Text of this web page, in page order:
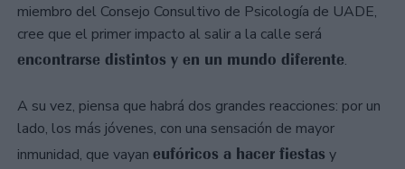
miembro del Consejo Consultivo de Psicología de UADE,
cree que el primer impacto al salir a la calle será
encontrarse distintos y en un mundo diferente.
A su vez, piensa que habrá dos grandes reacciones: por un
lado, los más jóvenes, con una sensación de mayor
inmunidad, que vayan eufóricos a hacer fiestas y